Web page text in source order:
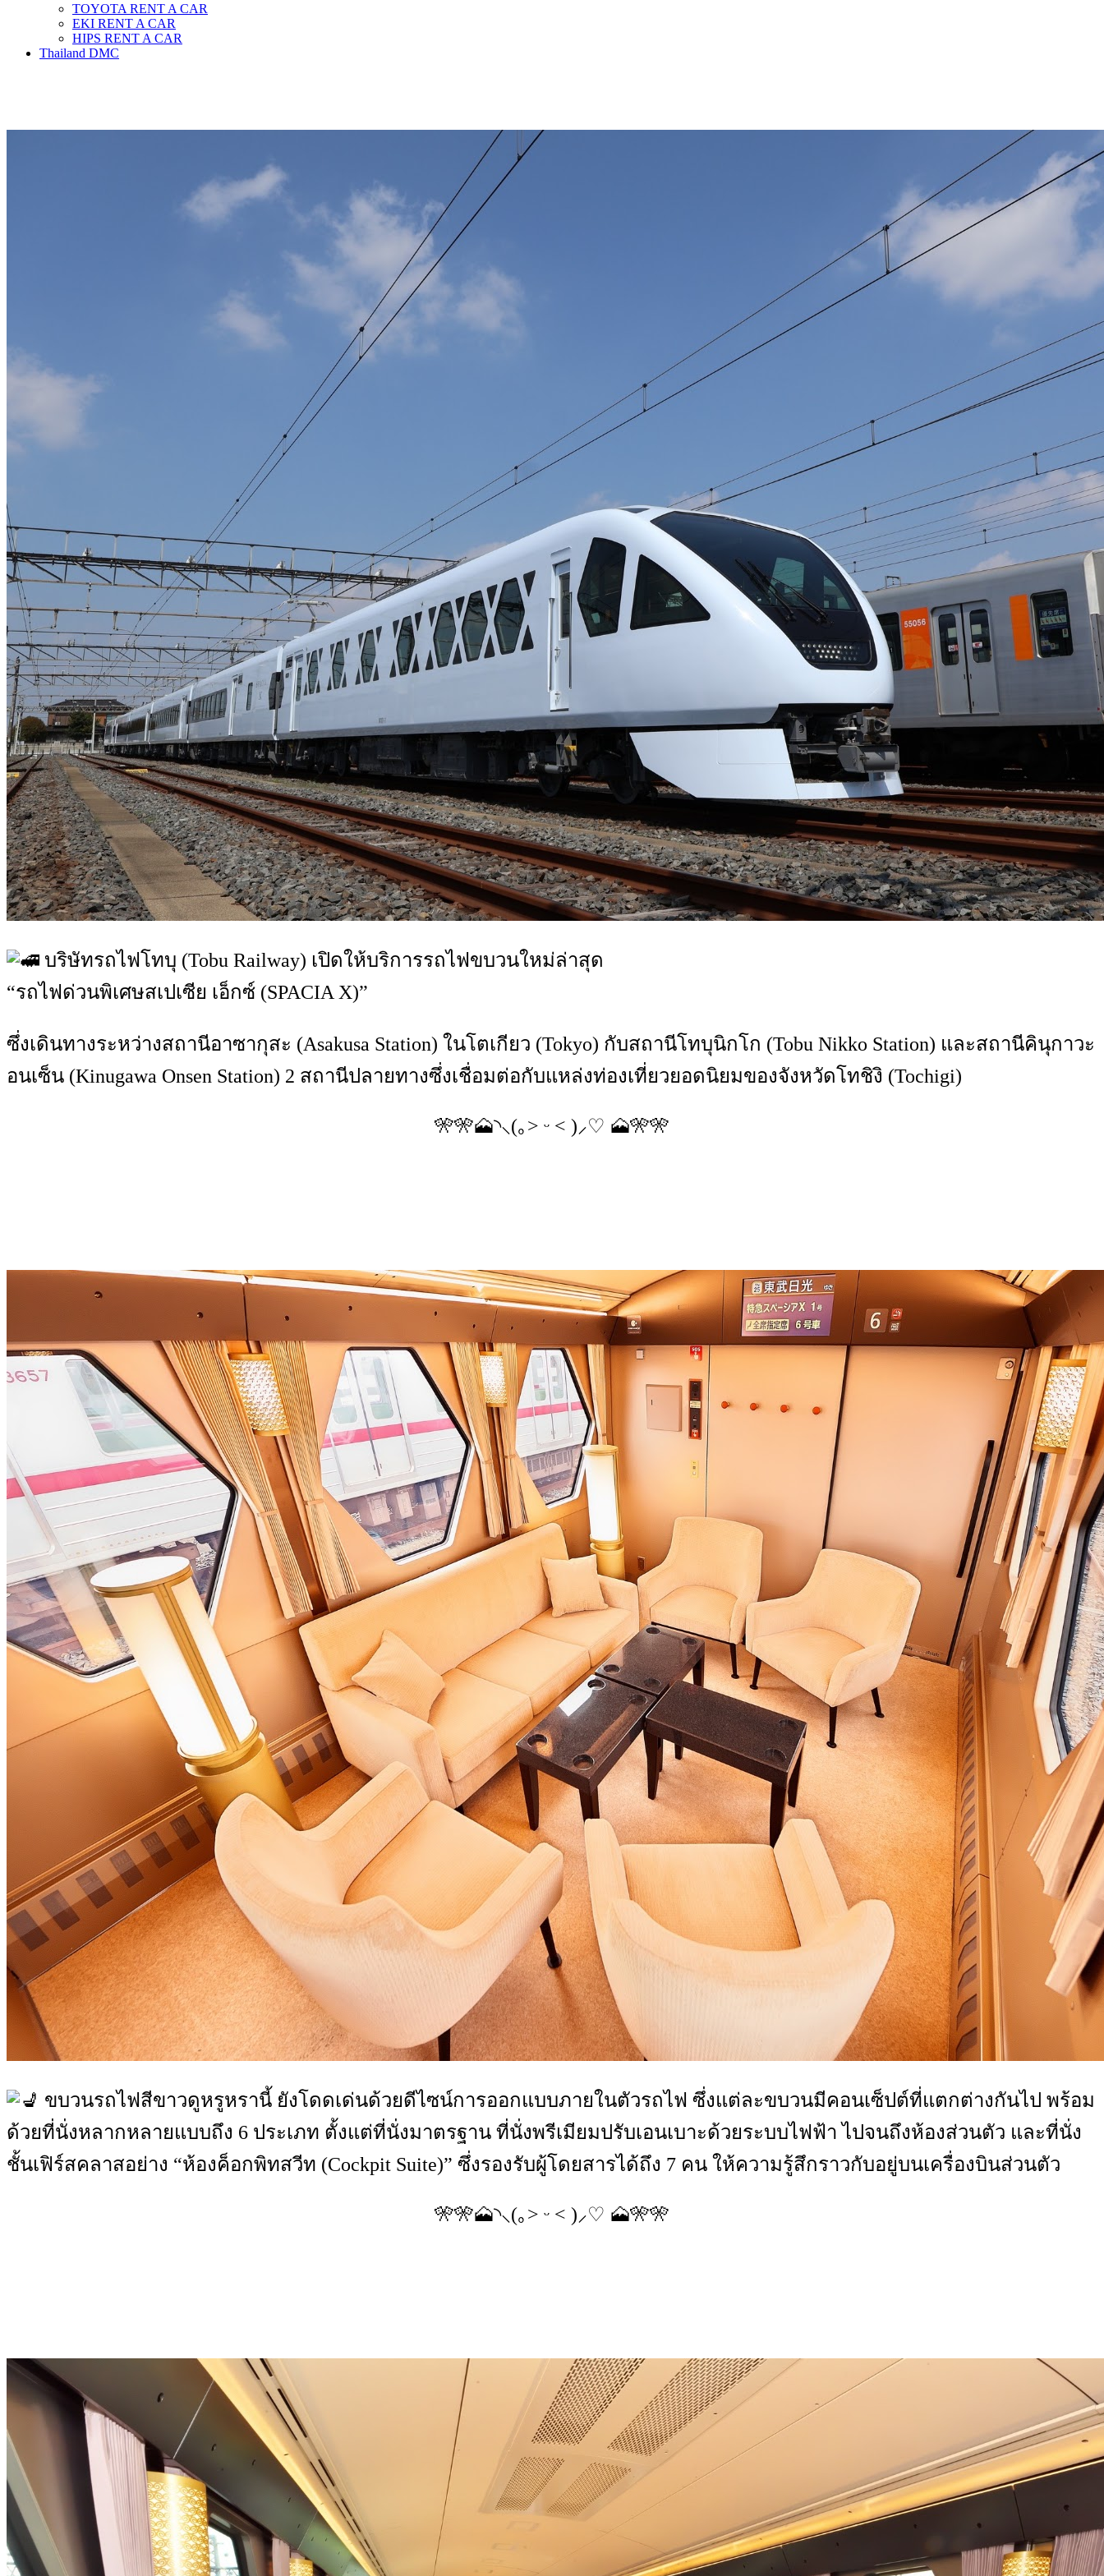
TOYOTA RENT A CAR
EKI RENT A CAR
HIPS RENT A CAR
Thailand DMC
บริษัทรถไฟโทบุ (Tobu Railway) เปิดให้บริการรถไฟขบวนใหม่ล่าสุด
“รถไฟด่วนพิเศษสเปเซีย เอ็กซ์ (SPACIA X)”
ซึ่งเดินทางระหว่างสถานีอาซากุสะ (Asakusa Station) ในโตเกียว (Tokyo) กับสถานีโทบุนิกโก (Tobu Nikko Station) และสถานีคินุกาวะ
อนเซ็น (Kinugawa Onsen Station) 2 สถานีปลายทางซึ่งเชื่อมต่อกับแหล่งท่องเที่ยวยอดนิยมของจังหวัดโทชิงิ (Tochigi)
🎌🎌🗻◝⸜(｡˃ ᵕ ˂ )⸝♡ 🗻🎌🎌
ขบวนรถไฟสีขาวดูหรูหรานี้ ยังโดดเด่นด้วยดีไซน์การออกแบบภายในตัวรถไฟ ซึ่งแต่ละขบวนมีคอนเซ็ปต์ที่แตกต่างกันไป พร้อม
ด้วยที่นั่งหลากหลายแบบถึง 6 ประเภท ตั้งแต่ที่นั่งมาตรฐาน ที่นั่งพรีเมียมปรับเอนเบาะด้วยระบบไฟฟ้า ไปจนถึงห้องส่วนตัว และที่นั่ง
ชั้นเฟิร์สคลาสอย่าง “ห้องค็อกพิทสวีท (Cockpit Suite)” ซึ่งรองรับผู้โดยสารได้ถึง 7 คน ให้ความรู้สึกราวกับอยู่บนเครื่องบินส่วนตัว
🎌🎌🗻◝⸜(｡˃ ᵕ ˂ )⸝♡ 🗻🎌🎌